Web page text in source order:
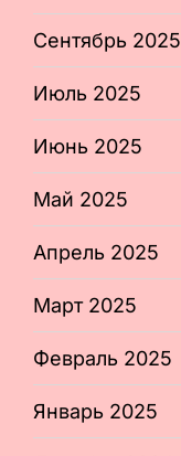
Сентябрь 2025
Июль 2025
Июнь 2025
Май 2025
Апрель 2025
Март 2025
Февраль 2025
Январь 2025